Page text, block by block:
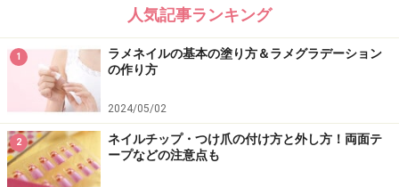
（右）パステルのスイートチェック
ホワイトのベースに、パステルピンク、ライムグリー
ン、レモンイエローなど可愛らしいカラーでチェック柄
をオン。太さや間隔もランダムに描いていきます。全て
薄めのカラーなのでなじみがよく、さりげないチェック
柄を楽しめるデザインです。
人気記事ランキング
1
ラメネイルの基本の塗り方＆ラメグラデーション
の作り方
2024/05/02
2
ネイルチップ・つけ爪の付け方と外し方！両面テ
ープなどの注意点も